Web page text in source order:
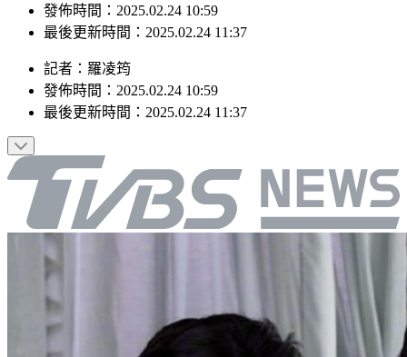
發佈時間：2025.02.24 10:59
最後更新時間：2025.02.24 11:37
記者 ： 羅凌筠
發佈時間： 2025.02.24 10:59
最後更新時間： 2025.02.24 11:37